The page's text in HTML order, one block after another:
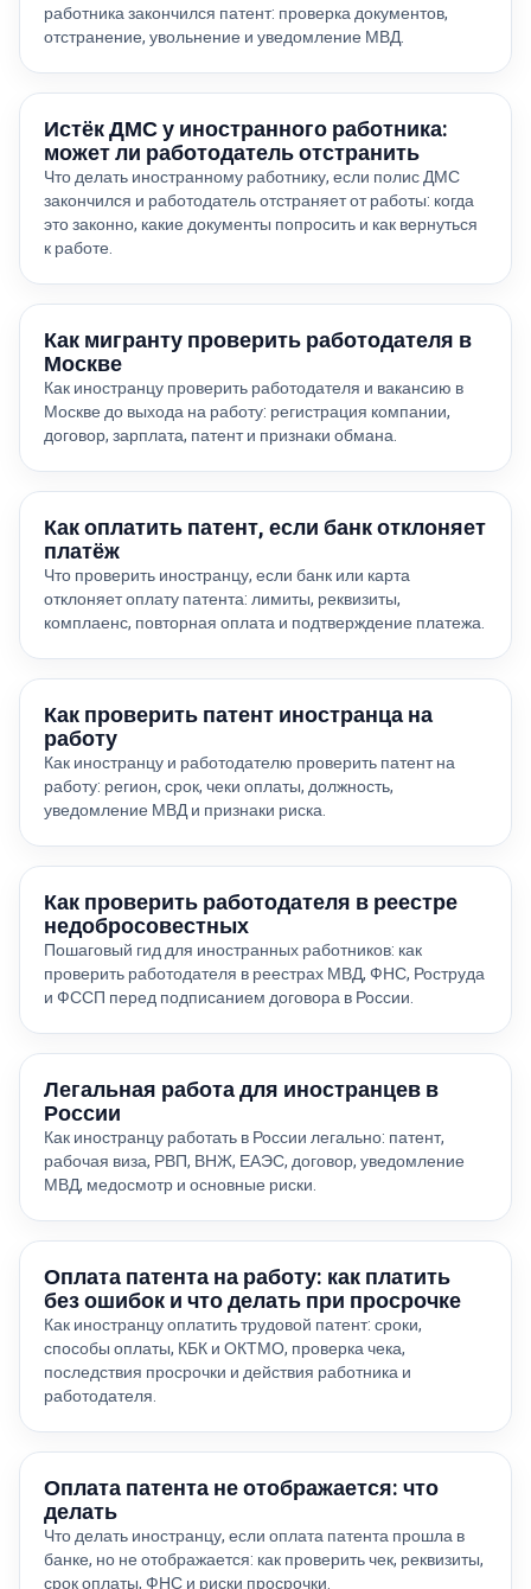
работника закончился патент: проверка документов,
отстранение, увольнение и уведомление МВД.
Истёк ДМС у иностранного работника:
может ли работодатель отстранить
Что делать иностранному работнику, если полис ДМС
закончился и работодатель отстраняет от работы: когда
это законно, какие документы попросить и как вернуться
к работе.
Как мигранту проверить работодателя в
Москве
Как иностранцу проверить работодателя и вакансию в
Москве до выхода на работу: регистрация компании,
договор, зарплата, патент и признаки обмана.
Как оплатить патент, если банк отклоняет
платёж
Что проверить иностранцу, если банк или карта
отклоняет оплату патента: лимиты, реквизиты,
комплаенс, повторная оплата и подтверждение платежа.
Как проверить патент иностранца на
работу
Как иностранцу и работодателю проверить патент на
работу: регион, срок, чеки оплаты, должность,
уведомление МВД и признаки риска.
Как проверить работодателя в реестре
недобросовестных
Пошаговый гид для иностранных работников: как
проверить работодателя в реестрах МВД, ФНС, Роструда
и ФССП перед подписанием договора в России.
Легальная работа для иностранцев в
России
Как иностранцу работать в России легально: патент,
рабочая виза, РВП, ВНЖ, ЕАЭС, договор, уведомление
МВД, медосмотр и основные риски.
Оплата патента на работу: как платить
без ошибок и что делать при просрочке
Как иностранцу оплатить трудовой патент: сроки,
способы оплаты, КБК и ОКТМО, проверка чека,
последствия просрочки и действия работника и
работодателя.
Оплата патента не отображается: что
делать
Что делать иностранцу, если оплата патента прошла в
банке, но не отображается: как проверить чек, реквизиты,
срок оплаты, ФНС и риски просрочки.